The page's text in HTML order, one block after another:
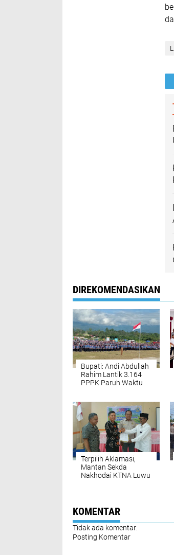
DIREKOMENDASIKAN
Bupati: Andi Abdullah
Rahim Lantik 3.164
PPPK Paruh Waktu
Terpilih Aklamasi,
Mantan Sekda
Nakhodai KTNA Luwu
KOMENTAR
Tidak ada komentar:
Posting Komentar